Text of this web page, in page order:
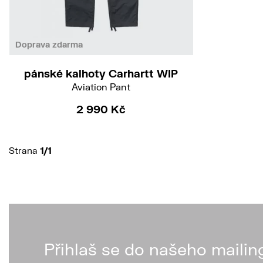
Doprava zdarma
pánské kalhoty Carhartt WIP
Aviation Pant
2 990 Kč
Strana 1/1
Přihlaš se do našeho